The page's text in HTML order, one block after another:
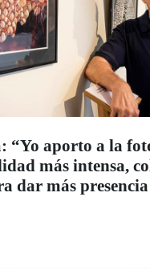
“Yo aporto a la
más intensa,
dar más